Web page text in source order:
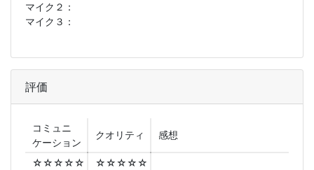
マイク２：
マイク３：
評価
コミュニ
ケーション
クオリティ 感想
☆☆☆☆☆ ☆☆☆☆☆